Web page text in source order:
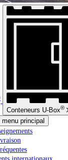
Conteneurs U-Box®
menu principal
internationaux